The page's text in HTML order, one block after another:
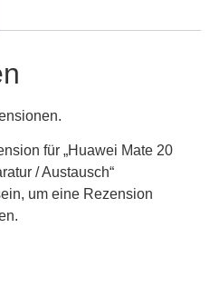
für „Huawei Mate 20
/ Austausch“
um eine Rezension